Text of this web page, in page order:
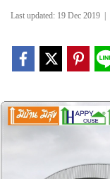
Last updated: 19 Dec 2019